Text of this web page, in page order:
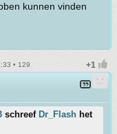
kunnen vinden
• 129
schreef Dr_Flash het